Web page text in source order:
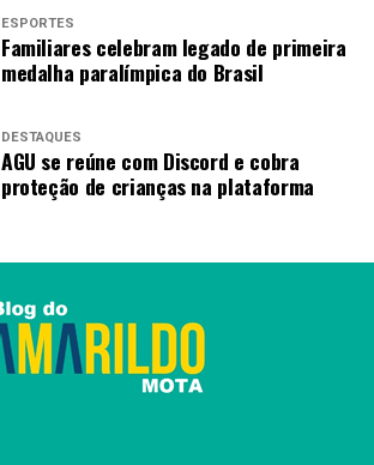
ESPORTES
Familiares celebram legado de primeira
medalha paralímpica do Brasil
DESTAQUES
AGU se reúne com Discord e cobra
proteção de crianças na plataforma